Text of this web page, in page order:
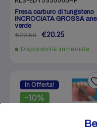
Fresa carburo di tungsteno
INCROCIATA GROSSA
verde
€22.50 €20.25
Disponibilità immediata
In Offerta!
-10%